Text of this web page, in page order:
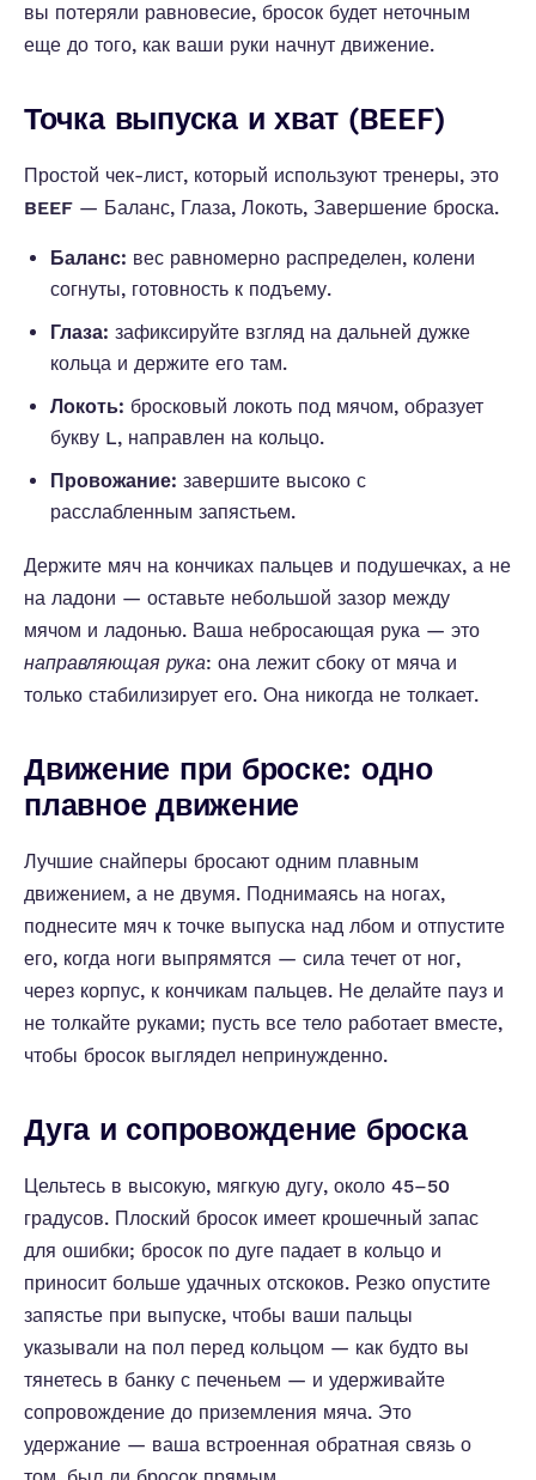
вы потеряли равновесие, бросок будет неточным
еще до того, как ваши руки начнут движение.
Точка выпуска и хват (BEEF)
Простой чек-лист, который используют тренеры, это
BEEF — Баланс, Глаза, Локоть, Завершение броска.
Баланс: вес равномерно распределен, колени
согнуты, готовность к подъему.
Глаза: зафиксируйте взгляд на дальней дужке
кольца и держите его там.
Локоть: бросковый локоть под мячом, образует
букву L, направлен на кольцо.
Провожание: завершите высоко с
расслабленным запястьем.
Держите мяч на кончиках пальцев и подушечках, а не
на ладони — оставьте небольшой зазор между
мячом и ладонью. Ваша небросающая рука — это
направляющая рука: она лежит сбоку от мяча и
только стабилизирует его. Она никогда не толкает.
Движение при броске: одно
плавное движение
Лучшие снайперы бросают одним плавным
движением, а не двумя. Поднимаясь на ногах,
поднесите мяч к точке выпуска над лбом и отпустите
его, когда ноги выпрямятся — сила течет от ног,
через корпус, к кончикам пальцев. Не делайте пауз и
не толкайте руками; пусть все тело работает вместе,
чтобы бросок выглядел непринужденно.
Дуга и сопровождение броска
Цельтесь в высокую, мягкую дугу, около 45–50
градусов. Плоский бросок имеет крошечный запас
для ошибки; бросок по дуге падает в кольцо и
приносит больше удачных отскоков. Резко опустите
запястье при выпуске, чтобы ваши пальцы
указывали на пол перед кольцом — как будто вы
тянетесь в банку с печеньем — и удерживайте
сопровождение до приземления мяча. Это
удержание — ваша встроенная обратная связь о